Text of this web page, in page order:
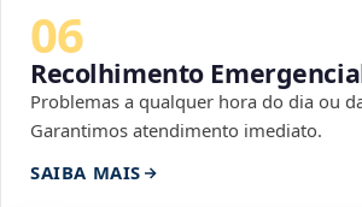
06
Recolhimento
Problemas a qualquer hora do dia ou
Garantimos atendimento imediato.
SAIBA MAIS